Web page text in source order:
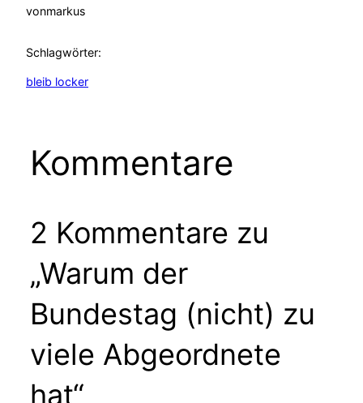
vonmarkus
Schlagwörter:
bleib locker
Kommentare
2 Kommentare zu
„Warum der
Bundestag (nicht) zu
viele Abgeordnete
hat“